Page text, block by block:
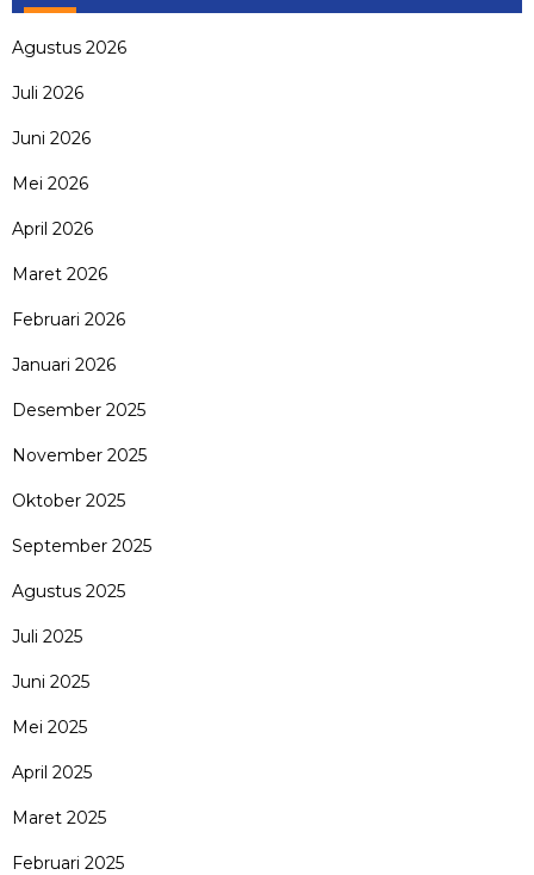
Agustus 2026
Juli 2026
Juni 2026
Mei 2026
April 2026
Maret 2026
Februari 2026
Januari 2026
Desember 2025
November 2025
Oktober 2025
September 2025
Agustus 2025
Juli 2025
Juni 2025
Mei 2025
April 2025
Maret 2025
Februari 2025